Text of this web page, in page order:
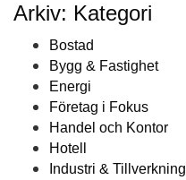
Arkiv: Kategori
Bostad
Bygg & Fastighet
Energi
Företag i Fokus
Handel och Kontor
Hotell
Industri & Tillverkning